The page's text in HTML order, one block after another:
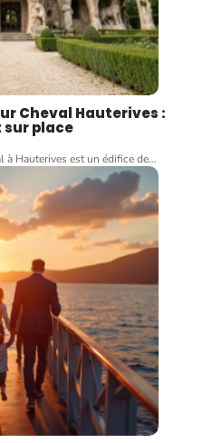
Cheval Hauterives :
place
à Hauterives est un édifice de…